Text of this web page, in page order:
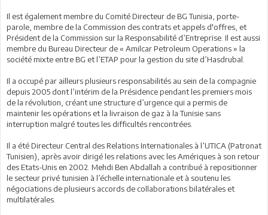
Il est également membre du Comité Directeur de BG Tunisia, porte-
parole, membre de la Commission des contrats et appels d'offres, et
Président de la Commission sur la Responsabilité d’Entreprise. Il est aussi
membre du Bureau Directeur de « Amilcar Petroleum Operations » la
société mixte entre BG et l’ETAP pour la gestion du site d’Hasdrubal.
Il a occupé par ailleurs plusieurs responsabilités au sein de la compagnie
depuis 2005 dont l’intérim de la Présidence pendant les premiers mois
de la révolution, créant une structure d’urgence qui a permis de
maintenir les opérations et la livraison de gaz à la Tunisie sans
interruption malgré toutes les difficultés rencontrées.
Il a été Directeur Central des Relations Internationales à l’UTICA (Patronat
Tunisien), après avoir dirigé les relations avec les Amériques à son retour
des Etats-Unis en 2002. Mehdi Ben Abdallah a contribué à repositionner
le secteur privé tunisien à l’échelle internationale et à soutenu les
négociations de plusieurs accords de collaborations bilatérales et
multilatérales.